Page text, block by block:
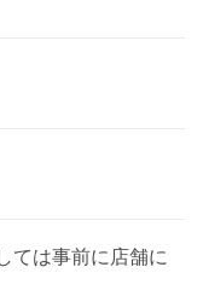
ては事前に店舗に